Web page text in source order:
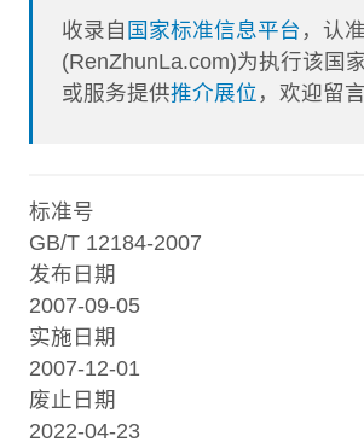
收录自 国家标准信息平台 ，认
(RenZhunLa.com)为执行该国
或服务提供推介展位 ，欢迎留
标准号
GB/T 12184-2007
发布日期
2007-09-05
实施日期
2007-12-01
废止日期
2022-04-23